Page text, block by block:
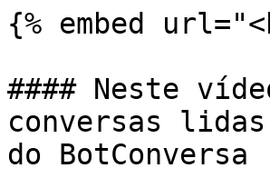
{% embed
#### Neste
conversas
do BotConversa